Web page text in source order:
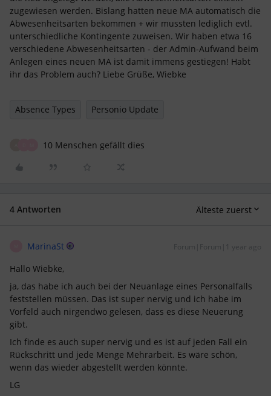
zugewiesen werden. Bislang hatten neue MA automatisch die
Abwesenheitsarten bekommen + wir mussten lediglich evtl.
unterschiedliche Kontingente zuweisen. Wir haben etwa 16
verschiedene Abwesenheitsarten - der Admin-Aufwand beim
Anlegen eines neuen MA ist damit immens gestiegen! Habt
ihr das Problem auch? Liebe Grüße, Wiebke
Absence Types Personio Update
10 Menschen gefällt dies
4 Antworten Älteste zuerst
MarinaSt Forum|Forum|1 year ago
Hallo Wiebke,
ja, das habe ich auch bei der Neuanlage eines Personalfalls
feststellen müssen. Das ist super nervig und ich habe im
Vorfeld auch nirgendwo gelesen, dass es diese Neuerung
gibt.
Ich finde es auch super nervig und es ist auf jeden Fall ein
Rückschritt und jede Menge Mehrarbeit. Es wäre schön,
wenn das wieder abgestellt werden könnte.
LG